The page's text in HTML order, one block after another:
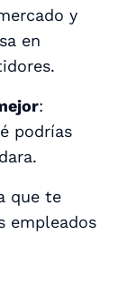
y
en
:
podrías
que te
empleados